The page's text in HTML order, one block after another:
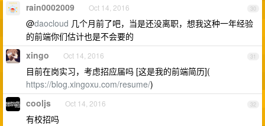
30
rain0002009 Oct 14, 2016
@daocloud 几个月前了吧，当是还没离职，想我这种一年经验
的前端你们估计也是不会要的
31
xingo Oct 14, 2016
目前在岗实习，考虑招应届吗 [这是我的前端简历](
https://blog.xingoxu.com/resume/)
32
cooljs Oct 14, 2016
有校招吗